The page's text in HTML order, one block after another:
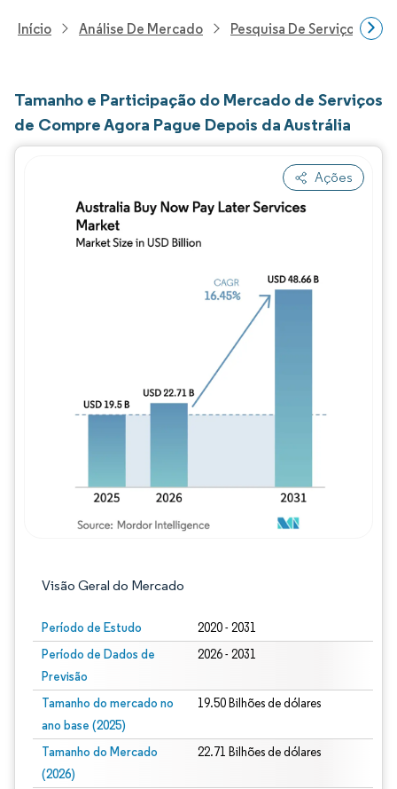
Início Análise De Mercado Pesquisa De Serviços
Tamanho e Participação do Mercado de Serviços
de Compre Agora Pague Depois da Austrália
Ações
Visão Geral do Mercado
Período de Estudo 2020 - 2031
Período de Dados de
Previsão
2026 - 2031
Tamanho do mercado no
ano base (2025)
19.50 Bilhões de dólares
Tamanho do Mercado
(2026)
22.71 Bilhões de dólares
Imagem © Mordor Intelligence. O reuso